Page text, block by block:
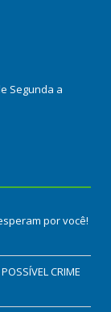
Segunda a
por você!
CRIME